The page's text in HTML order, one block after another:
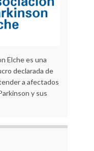
Elche es una
declarada de
a afectados
y sus